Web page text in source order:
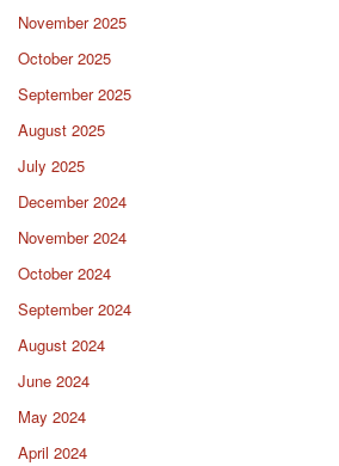
November 2025
October 2025
September 2025
August 2025
July 2025
December 2024
November 2024
October 2024
September 2024
August 2024
June 2024
May 2024
April 2024